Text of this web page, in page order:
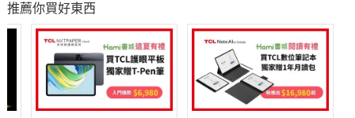
推薦你買好東西